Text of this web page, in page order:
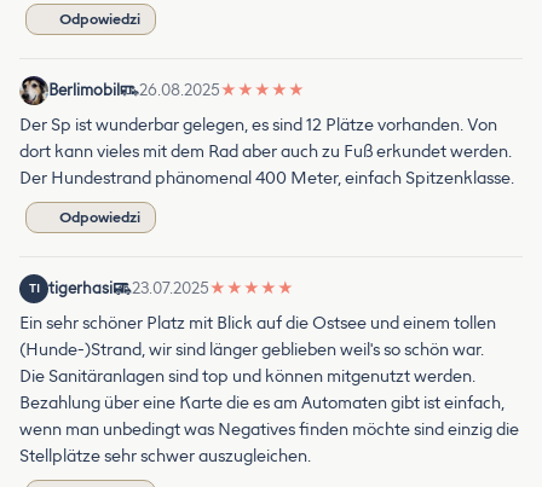
Odpowiedzi
Berlimobil 26.08.2025★ ★ ★ ★ ★
Der Sp ist wunderbar gelegen, es sind 12 Plätze vorhanden. Von
dort kann vieles mit dem Rad aber auch zu Fuß erkundet werden.
Der Hundestrand phänomenal 400 Meter, einfach Spitzenklasse.
Odpowiedzi
TI tigerhasi 23.07.2025★ ★ ★ ★ ★
Ein sehr schöner Platz mit Blick auf die Ostsee und einem tollen
(Hunde-)Strand, wir sind länger geblieben weil's so schön war.
Die Sanitäranlagen sind top und können mitgenutzt werden.
Bezahlung über eine Karte die es am Automaten gibt ist einfach,
wenn man unbedingt was Negatives finden möchte sind einzig die
Stellplätze sehr schwer auszugleichen.